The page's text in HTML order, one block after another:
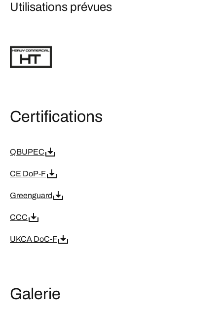
Utilisations prévues
Certifications
QBUPEC
CE DoP-F
Greenguard
CCC
UKCA DoC-F
Galerie